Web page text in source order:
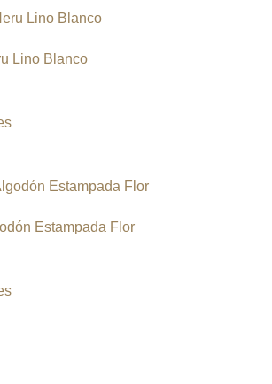
Lino Blanco
Estampada Flor